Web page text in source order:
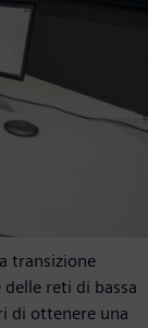
transizione
reti di bassa
di ottenere una